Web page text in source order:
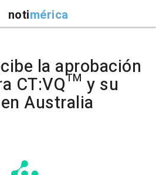
notimérica
la aprobación
CT:VQ™ y su
Australia